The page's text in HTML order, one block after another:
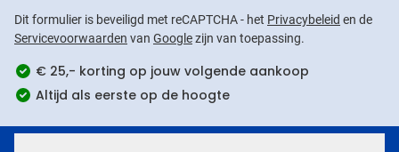
Dit formulier is beveiligd met reCAPTCHA - het Privacybeleid en de
Servicevoorwaarden van Googlezijn van toepassing.
€ 25,- korting op jouw volgende aankoop
Altijd als eerste op de hoogte